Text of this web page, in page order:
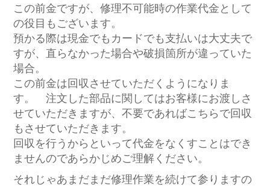
この前金ですが、修理不可能時の作業代金として
の役目もございます。
預かる際は現金でもカードでも支払いは大丈夫で
すが、直らなかった場合や破損箇所が違っていた
場合。
この前金は回収させていただくようになりま
す。 注文した部品に関してはお客様にお渡しさ
せていただきますが、不要であればこちらで回収
もさせていただきます。
回収を行うからといって代金をなくすことはでき
ませんのであらかじめご理解ください。
それじゃあまだまだ修理作業を続けて参りますの